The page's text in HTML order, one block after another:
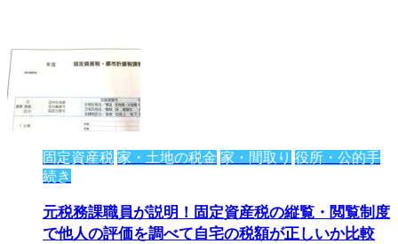
固定資産税 家・土地の税金 家・間取り 役所・公的手
続き
元税務課職員が説明！固定資産税の縦覧・閲覧制度
で他人の評価を調べて自宅の税額が正しいか比較